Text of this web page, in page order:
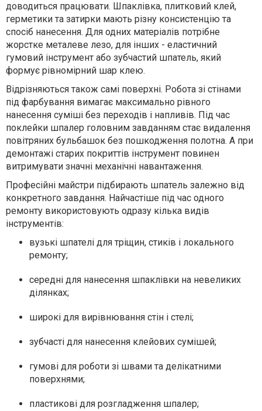
доводиться працювати. Шпаклівка, плитковий клей,
герметики та затирки мають різну консистенцію та
спосіб нанесення. Для одних матеріалів потрібне
жорстке металеве лезо, для інших - еластичний
гумовий інструмент або зубчастий шпатель, який
формує рівномірний шар клею.
Відрізняються також самі поверхні. Робота зі стінами
під фарбування вимагає максимально рівного
нанесення суміші без переходів і напливів. Під час
поклейки шпалер головним завданням стає видалення
повітряних бульбашок без пошкодження полотна. А при
демонтажі старих покриттів інструмент повинен
витримувати значні механічні навантаження.
Професійні майстри підбирають шпатель залежно від
конкретного завдання. Найчастіше під час одного
ремонту використовують одразу кілька видів
інструментів:
вузькі шпателі для тріщин, стиків і локального
ремонту;
середні для нанесення шпаклівки на невеликих
ділянках;
широкі для вирівнювання стін і стелі;
зубчасті для нанесення клейових сумішей;
гумові для роботи зі швами та делікатними
поверхнями;
пластикові для розгладження шпалер;